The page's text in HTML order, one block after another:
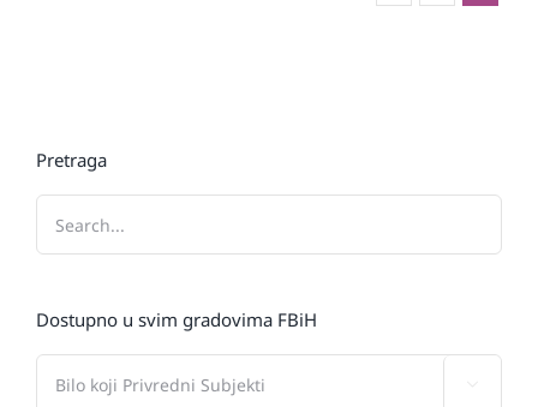
Pretraga
Dostupno u svim gradovima FBiH